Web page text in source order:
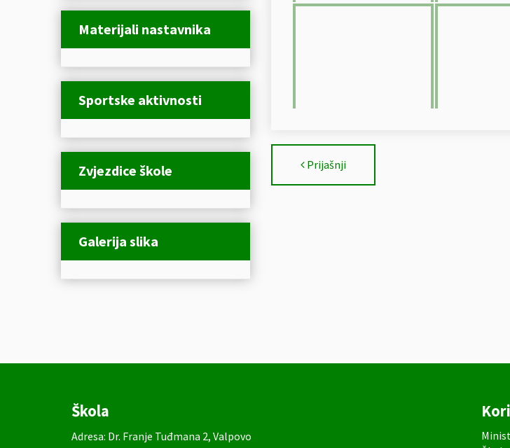
Materijali nastavnika
Sportske aktivnosti
Zvjezdice škole
Galerija slika
Prijašnji
Škola
Adresa: Dr. Franje Tuđmana 2, Valpovo